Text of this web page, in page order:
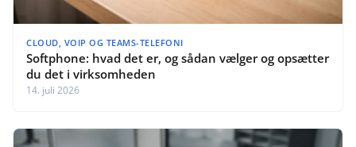
CLOUD, VOIP OG TEAMS-TELEFONI
Softphone: hvad det er, og sådan vælger og opsætter
du det i virksomheden
14. juli 2026